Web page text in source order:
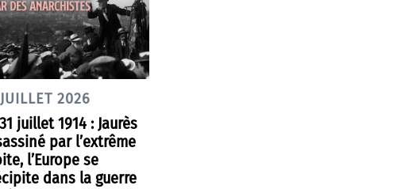
2026
juillet 1914 : Jaurès
par l’extrême
l’Europe se
dans la guerre